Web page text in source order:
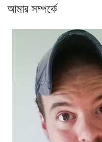
আমার সম্পর্কে